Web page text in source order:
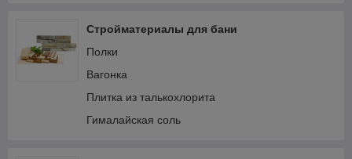
Стройматериалы для бани
Полки
Вагонка
Плитка из талькохлорита
Гималайская соль